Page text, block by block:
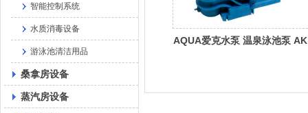
智能控制系统
水质消毒设备
游泳池清洁用品
桑拿房设备
蒸汽房设备
AQUA爱克水泵 温泉泳池泵 AK